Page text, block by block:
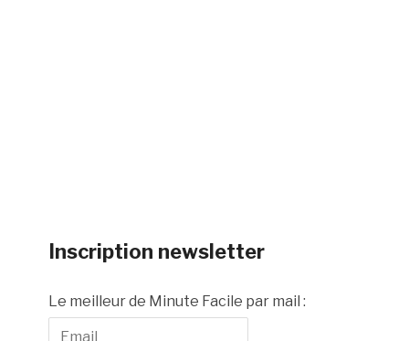
Inscription newsletter
Le meilleur de Minute Facile par mail :